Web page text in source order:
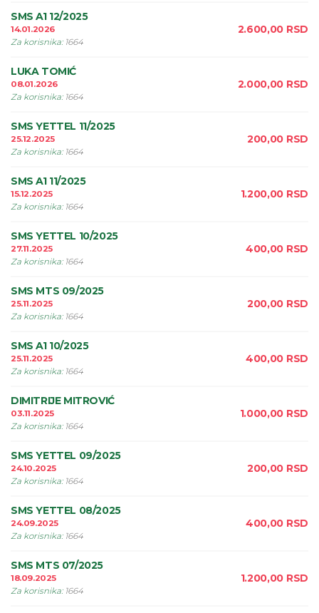
SMS A1 12/2025
14.01.2026
Za korisnika: 1664
2.600,00 RSD
LUKA TOMIĆ
08.01.2026
Za korisnika: 1664
2.000,00 RSD
SMS YETTEL 11/2025
25.12.2025
Za korisnika: 1664
200,00 RSD
SMS A1 11/2025
15.12.2025
Za korisnika: 1664
1.200,00 RSD
SMS YETTEL 10/2025
27.11.2025
Za korisnika: 1664
400,00 RSD
SMS MTS 09/2025
25.11.2025
Za korisnika: 1664
200,00 RSD
SMS A1 10/2025
25.11.2025
Za korisnika: 1664
400,00 RSD
DIMITRIJE MITROVIĆ
03.11.2025
Za korisnika: 1664
1.000,00 RSD
SMS YETTEL 09/2025
24.10.2025
Za korisnika: 1664
200,00 RSD
SMS YETTEL 08/2025
24.09.2025
Za korisnika: 1664
400,00 RSD
SMS MTS 07/2025
18.09.2025
Za korisnika: 1664
1.200,00 RSD